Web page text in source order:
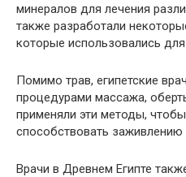
минералов для лечения
также разработали
которые использовались
Помимо трав, египетские
процедурами массажа,
применяли эти методы,
способствовать заживлению
Врачи в Древнем Египте